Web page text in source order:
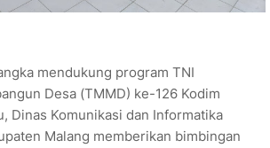
mendukung program TNI
Desa (TMMD) ke-126 Kodim
Dinas Komunikasi dan Informatika
Malang memberikan bimbingan